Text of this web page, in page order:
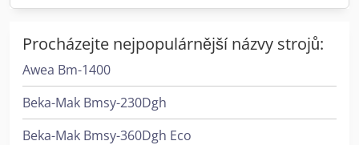
Procházejte nejpopulárnější názvy strojů:
Awea Bm-1400
Beka-Mak Bmsy-230Dgh
Beka-Mak Bmsy-360Dgh Eco